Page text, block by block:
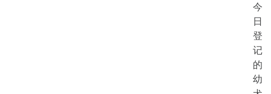
今
日
登
记
的
幼